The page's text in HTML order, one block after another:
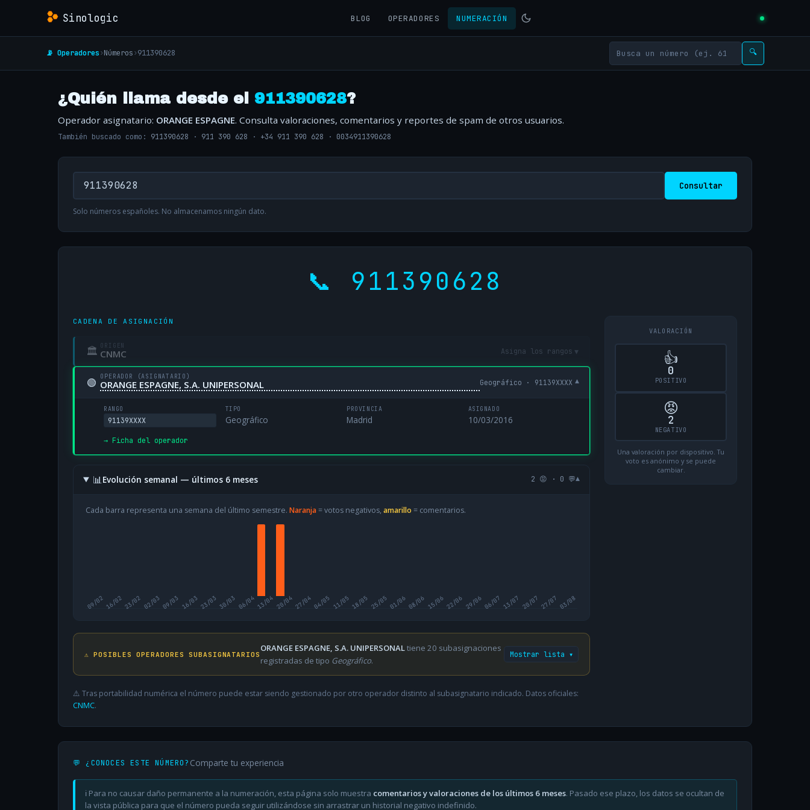
Sinologic BLOG OPERADORES NUMERACIÓN
📡 Operadores›Números›911390628 🔍
¿Quién llama desde el 911390628?
Operador asignatario: ORANGE ESPAGNE. Consulta valoraciones, comentarios y reportes de spam de otros usuarios.
También buscado como: 911390628 · 911 390 628 · +34 911 390 628 · 0034911390628
Consultar
Solo números españoles. No almacenamos ningún dato.
📞 911390628
CADENA DE ASIGNACIÓN
🏛 ORIGEN
CNMC Asigna los rangos ▾
🟢 OPERADOR (ASIGNATARIO)
ORANGE ESPAGNE, S.A. UNIPERSONAL Geográfico · 91139XXXX ▾
RANGO
91139XXXX
TIPO
Geográfico
PROVINCIA
Madrid
ASIGNADO
10/03/2016
→ Ficha del operador
📊Evolución semanal — últimos 6 meses 2 😡 · 0 💬▾
Cada barra representa una semana del último semestre. Naranja= votos negativos, amarillo = comentarios.
09/0216/0223/02 02/03 09/03 16/03 23/03 30/03 06/0413/04 20/0427/0404/05 11/0518/05 25/0501/0608/06 15/0622/06 29/0606/07 13/07 20/07 27/07 03/08
⚠️ POSIBLES OPERADORES SUBASIGNATARIOS
ORANGE ESPAGNE, S.A. UNIPERSONALtiene 20 subasignaciones
registradas de tipo Geográfico.
Mostrar lista ▾
⚠️ Tras portabilidad numérica el número puede estar siendo gestionado por otro operador distinto al subasignatario indicado. Datos oficiales:
CNMC.
VALORACIÓN
👍
0
POSITIVO
😡
2
NEGATIVO
Una valoración por dispositivo. Tu
voto es anónimo y se puede
cambiar.
💬 ¿CONOCES ESTE NÚMERO? Comparte tu experiencia
ℹ️ Para no causar daño permanente a la numeración, esta página solo muestra comentarios y valoraciones de los últimos 6 meses. Pasado ese plazo, los datos se ocultan de
la vista pública para que el número pueda seguir utilizándose sin arrastrar un historial negativo indefinido.